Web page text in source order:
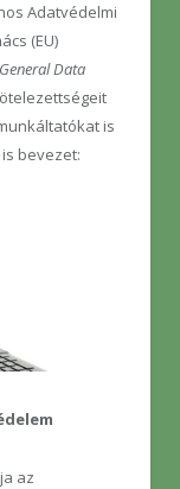
Adatvédelmi
(EU)
General Data
is
bevezet:
az